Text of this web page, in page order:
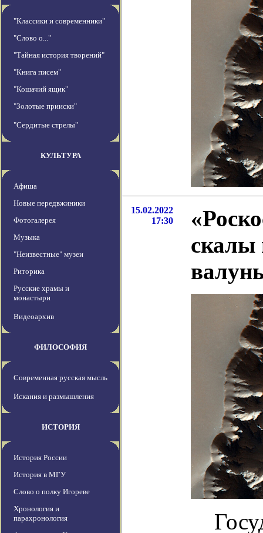
"Классики и современники"
"Слово о..."
"Тайная история творений"
"Книга писем"
"Кошачий ящик"
"Золотые прииски"
"Сердитые стрелы"
КУЛЬТУРА
Афиша
Новые передвжиники
Фотогалерея
Музыка
"Неизвестные" музеи
Риторика
Русские храмы и
монастыри
Видеоархив
ФИЛОСОФИЯ
Современная русская мысль
Искания и размышления
ИСТОРИЯ
История России
История в МГУ
Слово о полку Игореве
Хронология и
парахронология
15.02.2022
17:30
скалы